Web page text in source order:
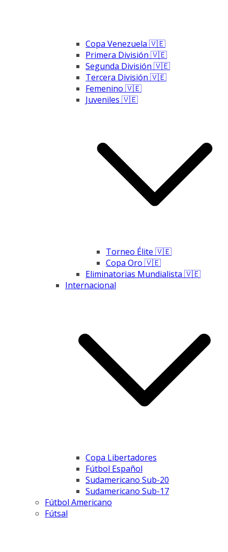
Copa Venezuela 🇻🇪
Primera División 🇻🇪
Segunda División 🇻🇪
Tercera División 🇻🇪
Femenino 🇻🇪
Juveniles 🇻🇪
Torneo Élite 🇻🇪
Copa Oro 🇻🇪
Eliminatorias Mundialista 🇻🇪
Internacional
Copa Libertadores
Fútbol Español
Sudamericano Sub-20
Sudamericano Sub-17
Fútbol Americano
Fútsal